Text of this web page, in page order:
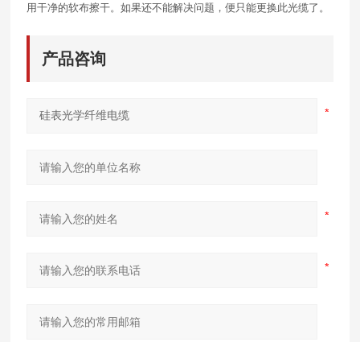
用干净的软布擦干。如果还不能解决问题，便只能更换此光缆了。
产品咨询